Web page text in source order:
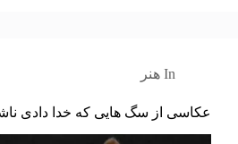
In هنر
عکاسی از سگ هایی که خدا دادی